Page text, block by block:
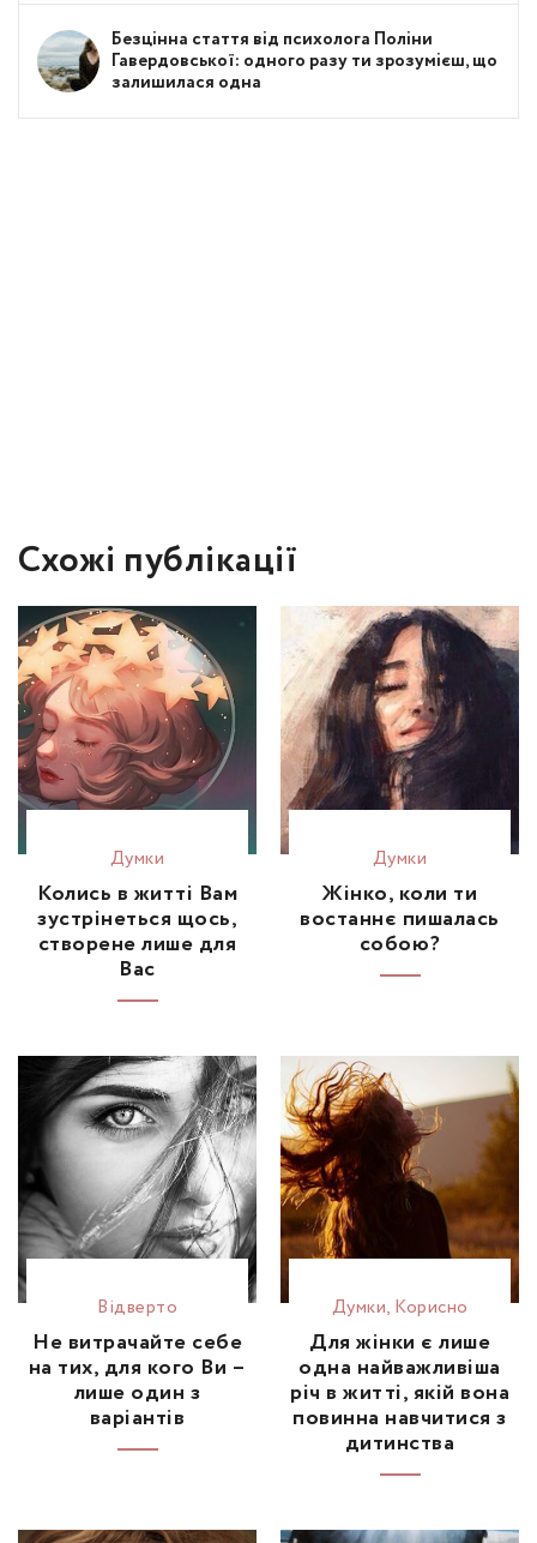
Безцінна стаття від психолога Поліни
Гавердовської: одного разу ти зрозумієш, що
залишилася одна
Схожі публікації
Думки
Колись в житті Вам
зустрінеться щось,
створене лише для
Вас
Думки
Жінко, коли ти
востаннє пишалась
собою?
Відвертo
Не витрачайте себе
на тих, для кого Ви –
лише один з
варіантів
Думки, Корисно
Для жінки є лише
одна найважливіша
річ в житті, якій вона
повинна навчитися з
дитинства